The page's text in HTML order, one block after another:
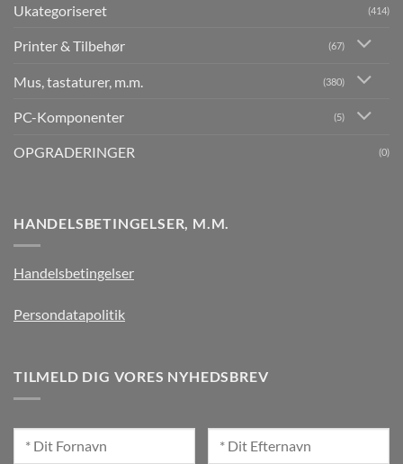
Ukategoriseret (414)
Printer & Tilbehør (67)
Mus, tastaturer, m.m. (380)
PC-Komponenter (5)
OPGRADERINGER (0)
HANDELSBETINGELSER, M.M.
Handelsbetingelser
Persondatapolitik
TILMELD DIG VORES NYHEDSBREV